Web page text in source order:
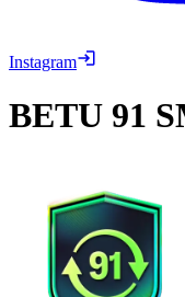
Instagram
BETU 91